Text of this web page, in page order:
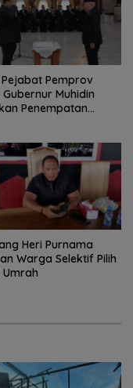
Pemprov
Gubernur Muhidin
Penempatan
Heri Purnama
Warga Selektif Pilih